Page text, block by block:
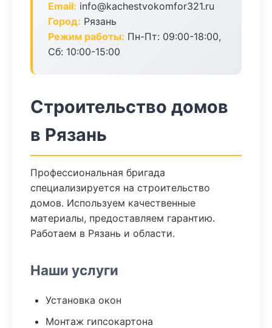
Email: info@kachestvokomfor321.ru
Город: Рязань
Режим работы: Пн-Пт: 09:00-18:00,
Сб: 10:00-15:00
Строительство домов
в Рязань
Профессиональная бригада
специализируется на строительство
домов. Используем качественные
материалы, предоставляем гарантию.
Работаем в Рязань и области.
Наши услуги
Установка окон
Монтаж гипсокартона